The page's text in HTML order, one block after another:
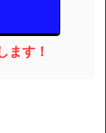
ます！